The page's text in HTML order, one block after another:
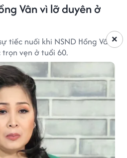
Vân vì lỡ duyên ở
tiếc nuối khi NSND Hồng Vân
vẹn ở tuổi 60.
×